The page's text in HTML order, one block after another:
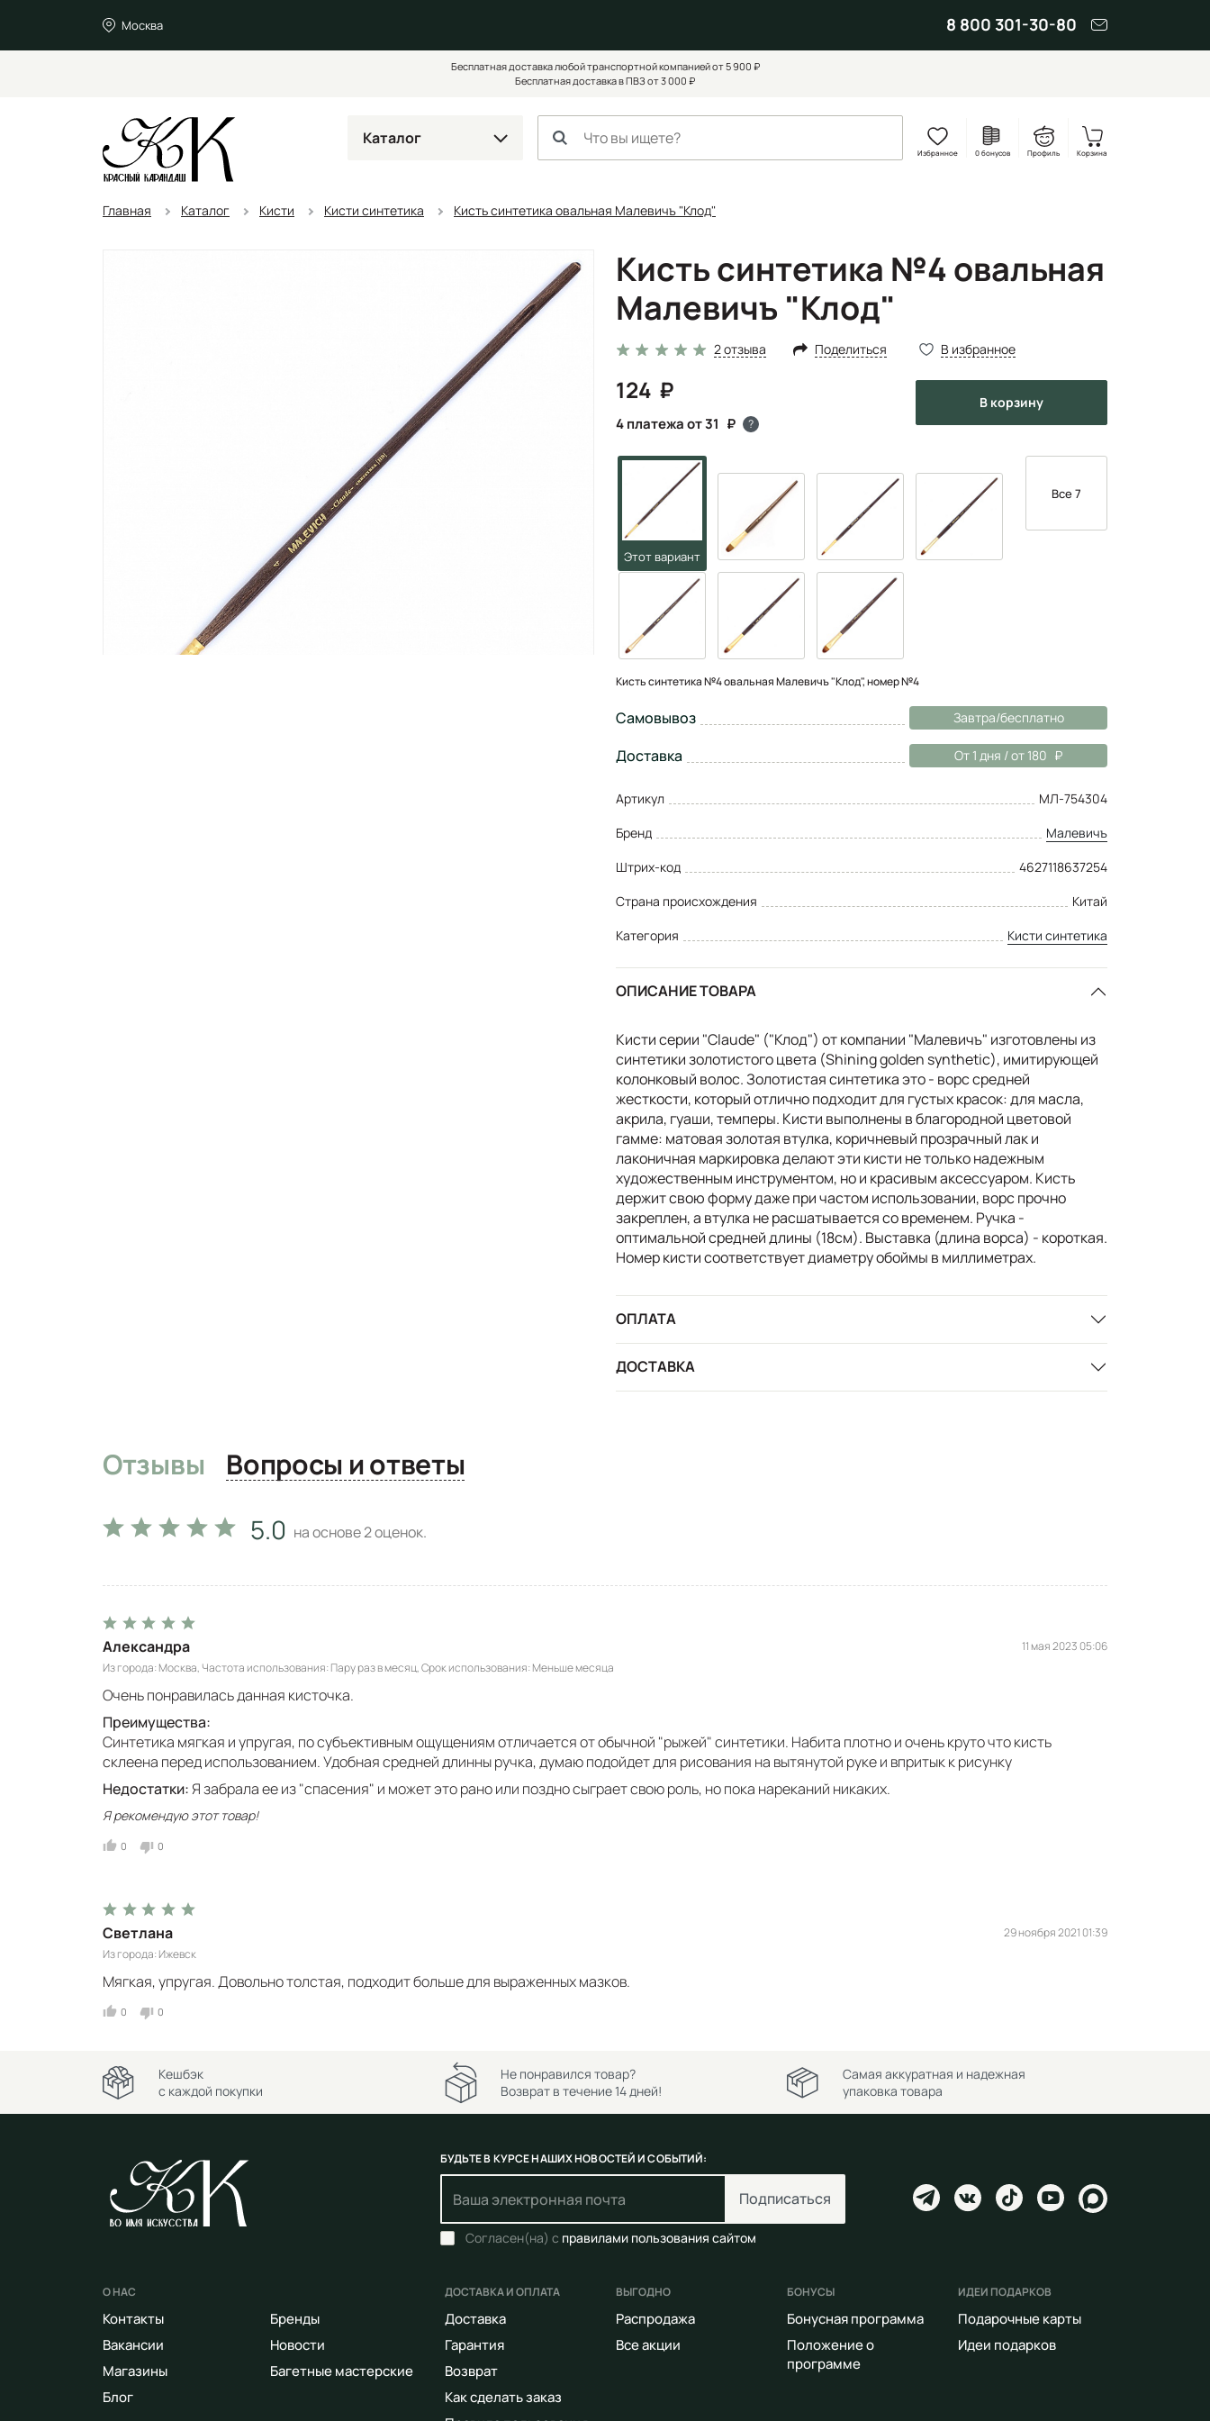
Москва 8 800 301-30-80
Бесплатная доставка любой транспортной компанией от 5 900 ₽
Бесплатная доставка в ПВЗ от 3 000 ₽
Каталог
Избранное 0 бонусов Профиль Корзина
Главная Каталог Кисти Кисти синтетика Кисть синтетика овальная Малевичъ "Клод"
Кисть синтетика №4 овальная
Малевичъ "Клод"
2 отзыва Поделиться В избранное
124
4 платежа от 31 ?
в корзину
Все 7
Кисть синтетика №4 овальная Малевичъ "Клод", номер №4
Самовывоз Завтра/бесплатно
Доставка От 1 дня / от 180
Артикул
МЛ-754304
Бренд
Малевичъ
Штрих-код
4627118637254
Страна происхождения
Китай
Категория
Кисти синтетика
ОПИСАНИЕ ТОВАРА
Кисти серии "Claude" ("Клод") от компании "Малевичъ" изготовлены из
синтетики золотистого цвета (Shining golden synthetic), имитирующей
колонковый волос. Золотистая синтетика это - ворс средней
жесткости, который отлично подходит для густых красок: для масла,
акрила, гуаши, темперы. Кисти выполнены в благородной цветовой
гамме: матовая золотая втулка, коричневый прозрачный лак и
лаконичная маркировка делают эти кисти не только надежным
художественным инструментом, но и красивым аксессуаром. Кисть
держит свою форму даже при частом использовании, ворс прочно
закреплен, а втулка не расшатывается со временем. Ручка -
оптимальной средней длины (18см). Выставка (длина ворса) - короткая.
Номер кисти соответствует диаметру обоймы в миллиметрах.
ОПЛАТА
ДОСТАВКА
Отзывы Вопросы и ответы
5.0 на основе2оценок.
Александра
Из города Москва Частота использования Пару раз в месяц Срок использования Меньше месяца
11 мая 2023 05:06
Очень понравилась данная кисточка.
Преимущества:
Синтетика мягкая и упругая, по субъективным ощущениям отличается от обычной "рыжей" синтетики. Набита плотно и очень круто что кисть
склеена перед использованием. Удобная средней длинны ручка, думаю подойдет для рисования на вытянутой руке и впритык к рисунку
Недостатки:Я забрала ее из "спасения" и может это рано или поздно сыграет свою роль, но пока нареканий никаких.
Я рекомендую этот товар!
0 0
Светлана
Из города Ижевск
29 ноября 2021 01:39
Мягкая, упругая. Довольно толстая, подходит больше для выраженных мазков.
0 0
Кешбэк
с каждой покупки
Не понравился товар?
Возврат в течение 14 дней!
Самая аккуратная и надежная
упаковка товара
БУДЬТЕ В КУРСЕ НАШИХ НОВОСТЕЙ И СОБЫТИЙ:
Подписаться
Согласен(на) с правилами пользования сайтом
О НАС
Контакты
Вакансии
Магазины
Блог
Бренды
Новости
Багетные мастерские
ДОСТАВКА И ОПЛАТА
Доставка
Гарантия
Возврат
Как сделать заказ
ВЫГОДНО
Распродажа
Все акции
БОНУСЫ
Бонусная программа
Положение о
программе
ИДЕИ ПОДАРКОВ
Подарочные карты
Идеи подарков